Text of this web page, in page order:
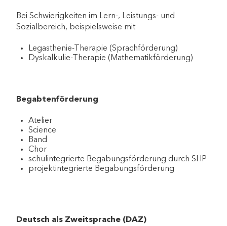
Bei Schwierigkeiten im Lern-, Leistungs- und
Sozialbereich, beispielsweise mit
Legasthenie-Therapie (Sprachförderung)
Dyskalkulie-Therapie (Mathematikförderung)
Begabtenförderung
Atelier
Science
Band
Chor
schulintegrierte Begabungsförderung durch SHP
projektintegrierte Begabungsförderung
Deutsch als Zweitsprache (DAZ)